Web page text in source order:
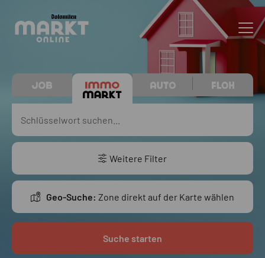
Weitere Filter
Geo-Suche: Zone direkt auf der Karte wählen
Suche starten